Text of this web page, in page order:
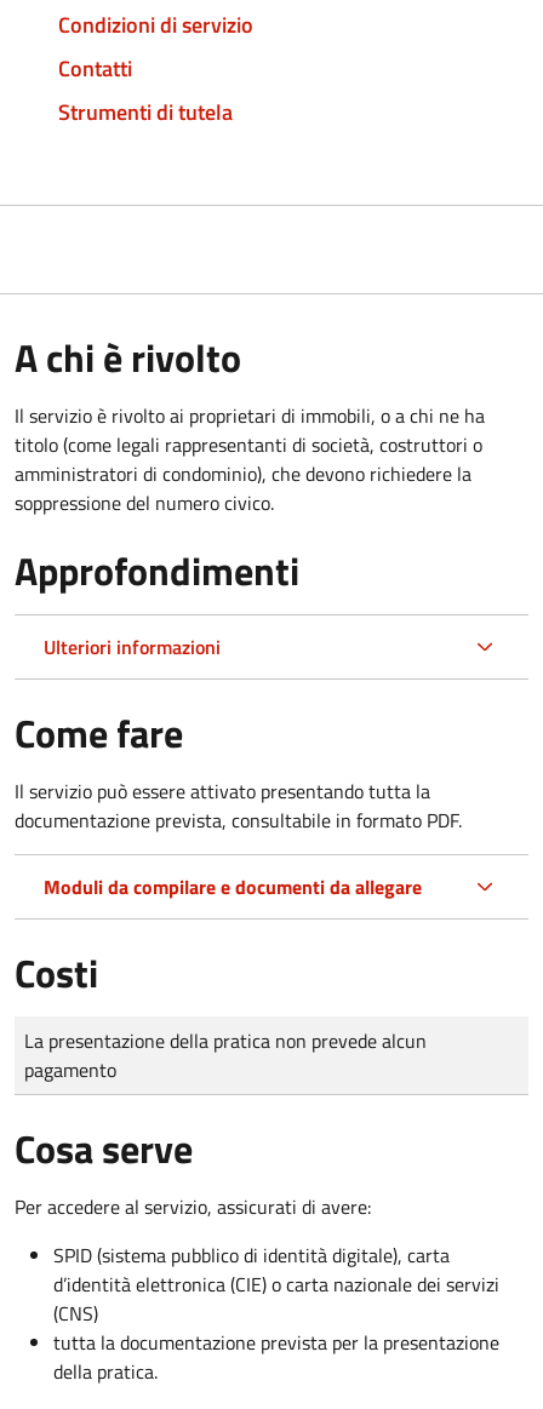
Condizioni di servizio
Contatti
Strumenti di tutela
A chi è rivolto
Il servizio è rivolto ai proprietari di immobili, o a chi ne ha
titolo (come legali rappresentanti di società, costruttori o
amministratori di condominio), che devono richiedere la
soppressione del numero civico.
Approfondimenti
Ulteriori informazioni
Come fare
Il servizio può essere attivato presentando tutta la
documentazione prevista, consultabile in formato PDF.
Moduli da compilare e documenti da allegare
Costi
Tipo di pagamento
Importo
La presentazione della pratica non prevede alcun
pagamento
Cosa serve
Per accedere al servizio, assicurati di avere:
SPID (sistema pubblico di identità digitale), carta
d’identità elettronica (CIE) o carta nazionale dei servizi
(CNS)
tutta la documentazione prevista per la presentazione
della pratica.